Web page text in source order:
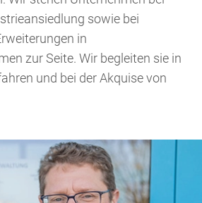
sowie bei
in
zur Seite. Wir begleiten sie in
und bei der Akquise von